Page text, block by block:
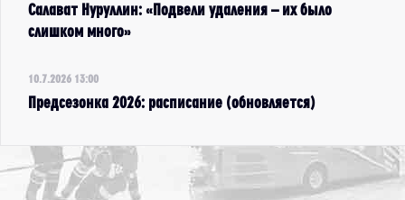
Салават Нуруллин: «Подвели удаления – их было
слишком много»
10.7.2026 13:00
Предсезонка 2026: расписание (обновляется)